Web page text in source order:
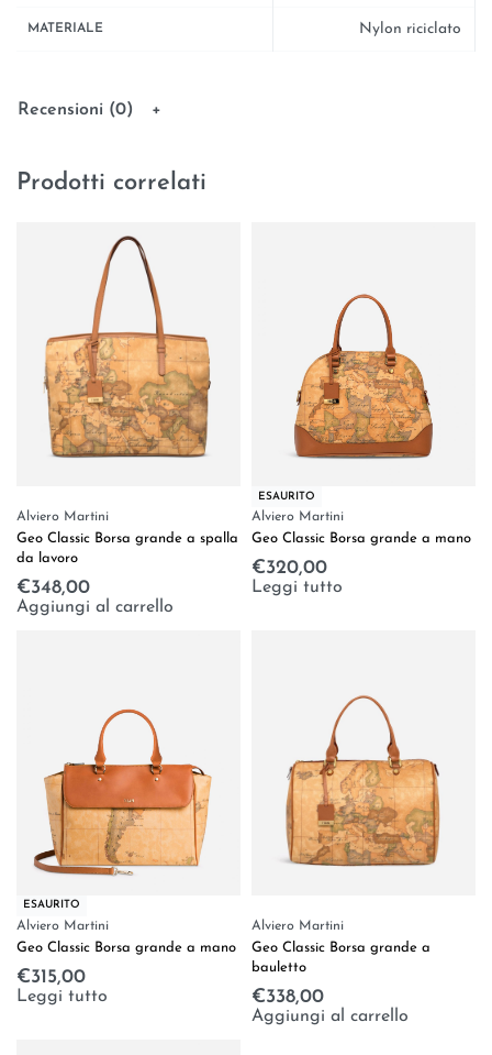
MATERIALE Nylon riciclato
Recensioni (0)
Prodotti correlati
Alviero Martini
Geo Classic Borsa grande a spalla
da lavoro
€348,00
Aggiungi al carrello
ESAURITO
Alviero Martini
Geo Classic Borsa grande a mano
€320,00
Leggi tutto
ESAURITO
Alviero Martini
Geo Classic Borsa grande a mano
€315,00
Leggi tutto
Alviero Martini
Geo Classic Borsa grande a
bauletto
€338,00
Aggiungi al carrello